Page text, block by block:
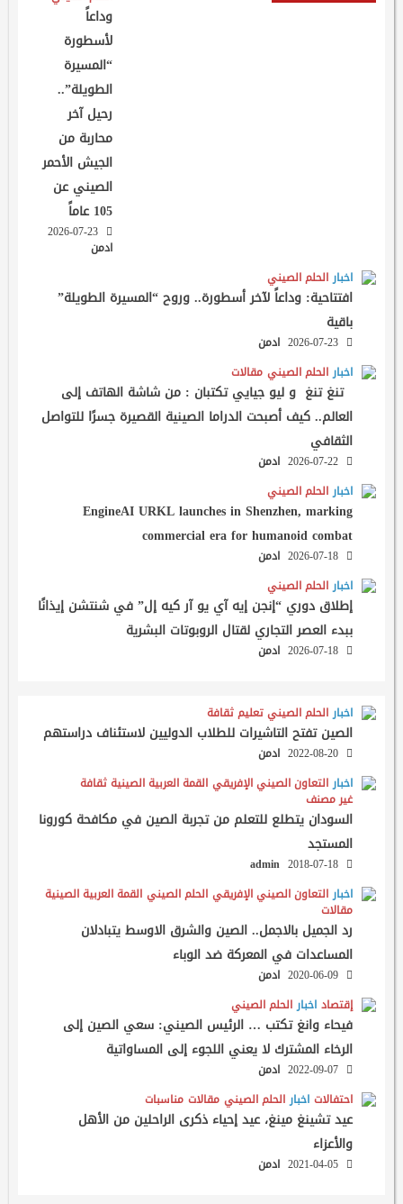
وداعاً
لأسطورة
“المسيرة
الطويلة”..
رحيل آخر
محاربة من
الجيش الأحمر
الصيني عن
105 عاماً
ادمن
اخبار الحلم الصيني
افتتاحية: وداعاً لآخر أسطورة.. وروح “المسيرة الطويلة”
باقية
ادمن
اخبار الحلم الصيني مقالات
تنغ تنغ و ليو جيايي تكتبان : من شاشة الهاتف إلى
العالم.. كيف أصبحت الدراما الصينية القصيرة جسرًا للتواصل
الثقافي
ادمن
اخبار الحلم الصيني
EngineAI URKL launches in Shenzhen, marking
commercial era for humanoid combat
ادمن
اخبار الحلم الصيني
إطلاق دوري “إنجن إيه آي يو آر كيه إل” في شنتشن إيذانًا
ببدء العصر التجاري لقتال الروبوتات البشرية
ادمن
اخبار الحلم الصيني تعليم ثقافة
الصين تفتح التاشيرات للطلاب الدوليين لاستئناف دراستهم
ادمن
اخبار التعاون الصيني الإفريقي القمة العربية الصينية ثقافة
غير مصنف
السودان يتطلع للتعلم من تجربة الصين في مكافحة كورونا
المستجد
admin
اخبار التعاون الصيني الإفريقي الحلم الصيني القمة العربية الصينية
مقالات
رد الجميل بالاجمل.. الصين والشرق الاوسط يتبادلان
المساعدات في المعركة ضد الوباء
ادمن
إقتصاد اخبار الحلم الصيني
فيحاء وانغ تكتب … الرئيس الصيني: سعي الصين إلى
الرخاء المشترك لا يعني اللجوء إلى المساواتية
ادمن
احتفالات اخبار الحلم الصيني مقالات مناسبات
عيد تشينغ مينغ، عيد إحياء ذكرى الراحلين من الأهل
والأعزاء
ادمن